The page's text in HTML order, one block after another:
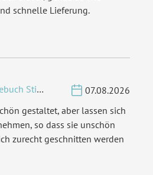
schnelle Lieferung.
Fragen - Weiß
07.08.2026
gestaltet, aber lassen sich
so dass sie unschön
zurecht geschnitten werden